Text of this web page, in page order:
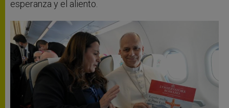
esperanza y el aliento.